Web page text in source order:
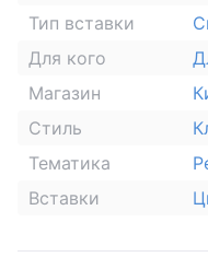
Тип вставки
Для кого
Магазин
Стиль
Тематика
Вставки